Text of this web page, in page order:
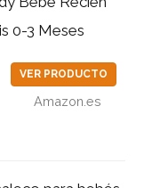
0-3 Meses
VER PRODUCTO
Amazon.es